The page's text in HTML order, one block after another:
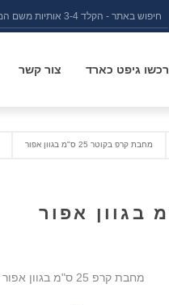
רכשו גיפט כארד צור קשר
מחבת קרפ בקוטר 25 ס"מ בגוון אפור
מחבת קרפ 25 ס"מ בגוון אפור